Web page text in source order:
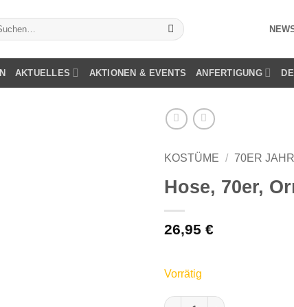
AKTUELLES AKTIONEN & EVENTS ANFERTIGUNG
KOSTÜME / 70ER
Hose, 70er,
26,95 €
Vorrätig
Hose, 70er, Ornament,